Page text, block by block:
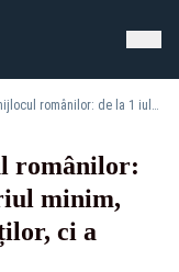
George Simion, în mijlocul românilor: de la 1 iulie a crescut salariul minim, dar nu în favoarea salariaților, ci a statului
românilor:
minim,
ci a